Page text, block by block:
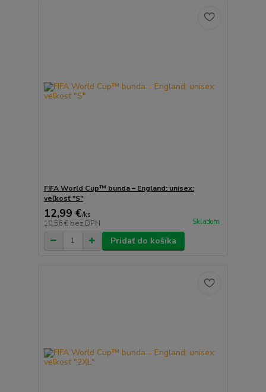
FIFA World Cup™ bunda – England: unisex:
veľkosť "S"
12,99 €/ks
10,56 € bez DPH Skladom
Pridať do košíka